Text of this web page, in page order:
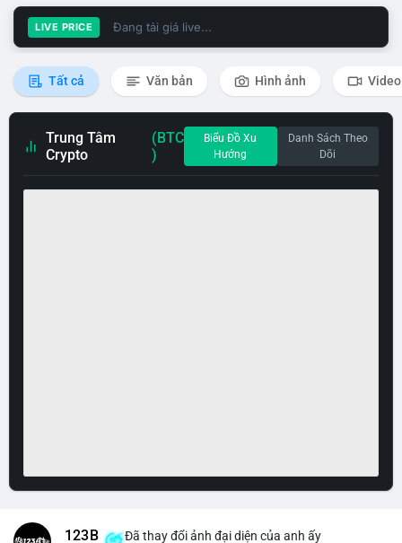
LIVE PRICE Đang tải giá live...
Tất cả Văn bản Hình ảnh Video
Trung Tâm
Crypto
(BTC
)
Biểu Đồ Xu
Hướng
Danh Sách Theo
Dõi
123B Đã thay đổi ảnh đại diện của anh ấy